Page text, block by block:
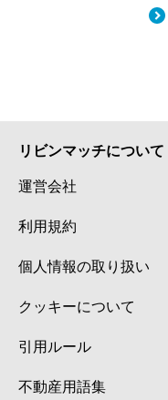
リビンマッチについて
運営会社
利用規約
個人情報の取り扱い
クッキーについて
引用ルール
不動産用語集